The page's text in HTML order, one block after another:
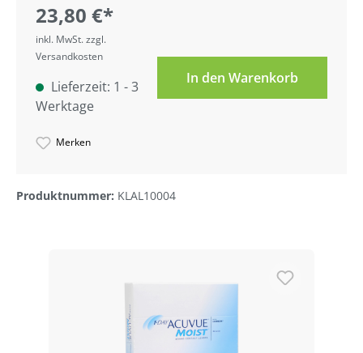
23,80 €*
inkl. MwSt. zzgl.
Versandkosten
Lieferzeit: 1 - 3
Werktage
Merken
In den Warenkorb
Produktnummer: KLAL10004